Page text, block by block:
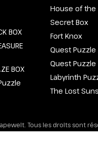
BOX
BOX
House of the
Secret Box
Fort Knox
Quest Puzzle
Quest Puzzle
Labyrinth
The Lost
Tous les droits sont